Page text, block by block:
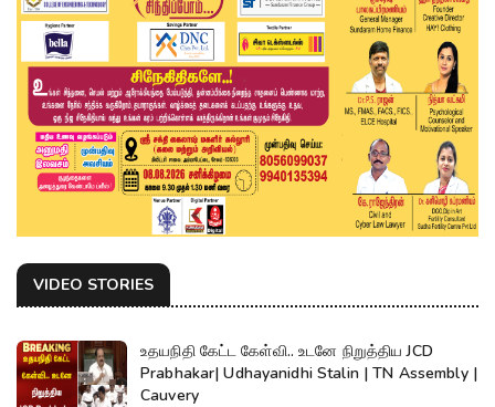
VIDEO STORIES
உதயநிதி கேட்ட கேள்வி.. உடனே நிறுத்திய JCD
Prabhakar| Udhayanidhi Stalin | TN Assembly |
Cauvery